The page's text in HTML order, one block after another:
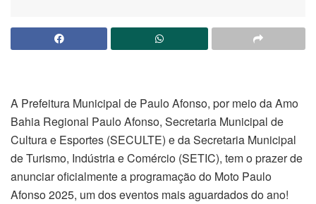
A Prefeitura Municipal de Paulo Afonso, por meio da Amo
Bahia Regional Paulo Afonso, Secretaria Municipal de
Cultura e Esportes (SECULTE) e da Secretaria Municipal
de Turismo, Indústria e Comércio (SETIC), tem o prazer de
anunciar oficialmente a programação do Moto Paulo
Afonso 2025, um dos eventos mais aguardados do ano!